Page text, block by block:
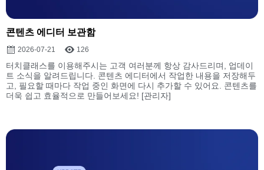
콘텐츠 에디터 보관함
2026-07-21 126
터치클래스를 이용해주시는 고객 여러분께 항상 감사드리며, 업데이
트 소식을 알려드립니다. 콘텐츠 에디터에서 작업한 내용을 저장해두
고, 필요할 때마다 작업 중인 화면에 다시 추가할 수 있어요. 콘텐츠를
더욱 쉽고 효율적으로 만들어보세요! [관리자]